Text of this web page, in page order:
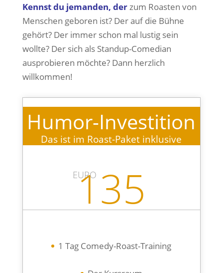
Kennst du jemanden, derzum Roasten von
Menschen geboren ist? Der auf die Bühne
gehört? Der immer schon mal lustig sein
wollte? Der sich als Standup-Comedian
ausprobieren möchte? Dann herzlich
willkommen!
Humor-Investition
Das ist im Roast-Paket inklusive
EURO
135
1 Tag Comedy-Roast-Training